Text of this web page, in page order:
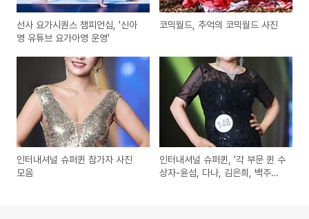
선사 요가시퀀스 챔피언십, '신아
영 유튜브 요가아영 운영'
코믹월드, 추억의 코믹월드 사진
인터내셔널 슈퍼퀸 참가자 사진
모음
인터내셔널 슈퍼퀸, '각 부문 퀸 수
상자-윤섬, 다나, 김은희, 백주은,